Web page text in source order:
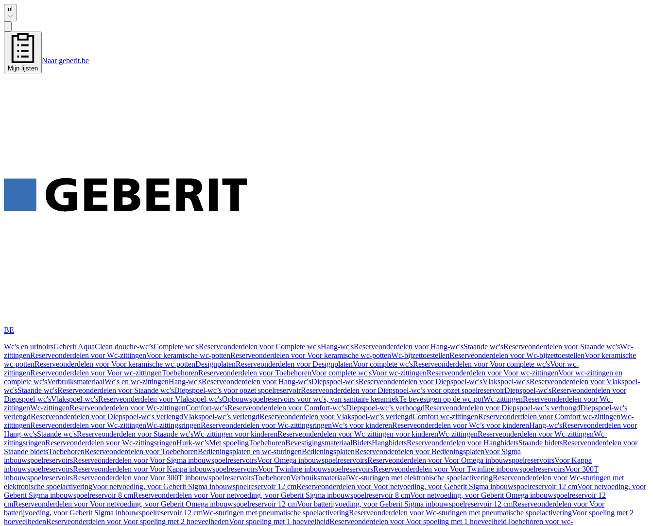
nl
Mijn lijsten
Naar geberit.be
BE
Wc's en urinoirsGeberit AquaClean douche-wc’sComplete wc'sReserveonderdelen voor Complete wc'sHang-wc'sReserveonderdelen voor Hang-wc'sStaande wc'sReserveonderdelen voor Staande wc'sWc-
zittingenReserveonderdelen voor Wc-zittingenVoor keramische wc-pottenReserveonderdelen voor Voor keramische wc-pottenWc-bijzettoestellenReserveonderdelen voor Wc-bijzettoestellenVoor keramische
wc-pottenReserveonderdelen voor Voor keramische wc-pottenDesignplatenReserveonderdelen voor DesignplatenVoor complete wc'sReserveonderdelen voor Voor complete wc'sVoor wc-
zittingenReserveonderdelen voor Voor wc-zittingenToebehorenReserveonderdelen voor ToebehorenVoor complete wc'sVoor wc-zittingenReserveonderdelen voor Voor wc-zittingenVoor wc-zittingen en
complete wc'sVerbruiksmateriaalWc's en wc-zittingenHang-wc'sReserveonderdelen voor Hang-wc'sDiepspoel-wc'sReserveonderdelen voor Diepspoel-wc'sVlakspoel-wc'sReserveonderdelen voor Vlakspoel-
wc'sStaande wc'sReserveonderdelen voor Staande wc'sDiepspoel-wc’s voor opzet spoelreservoirReserveonderdelen voor Diepspoel-wc’s voor opzet spoelreservoirDiepspoel-wc'sReserveonderdelen voor
Diepspoel-wc'sVlakspoel-wc'sReserveonderdelen voor Vlakspoel-wc'sOpbouwspoelreservoirs voor wc's, van sanitaire keramiekTe bevestigen op de wc-potWc-zittingenReserveonderdelen voor Wc-
zittingenWc-zittingenReserveonderdelen voor Wc-zittingenComfort-wc'sReserveonderdelen voor Comfort-wc'sDiepspoel-wc’s verhoogdReserveonderdelen voor Diepspoel-wc’s verhoogdDiepspoel-wc's
verlengdReserveonderdelen voor Diepspoel-wc's verlengdVlakspoel-wc’s verlengdReserveonderdelen voor Vlakspoel-wc’s verlengdComfort wc-zittingenReserveonderdelen voor Comfort wc-zittingenWc-
zittingenReserveonderdelen voor Wc-zittingenWc-zittingsringenReserveonderdelen voor Wc-zittingsringenWc’s voor kinderenReserveonderdelen voor Wc’s voor kinderenHang-wc'sReserveonderdelen voor
Hang-wc'sStaande wc'sReserveonderdelen voor Staande wc'sWc-zittingen voor kinderenReserveonderdelen voor Wc-zittingen voor kinderenWc-zittingenReserveonderdelen voor Wc-zittingenWc-
zittingsringenReserveonderdelen voor Wc-zittingsringenHurk-wc’sMet spoelingToebehorenBevestigingsmateriaalBidetsHangbidetsReserveonderdelen voor HangbidetsStaande bidetsReserveonderdelen voor
Staande bidetsToebehorenReserveonderdelen voor ToebehorenBedieningsplaten en wc-sturingenBedieningsplatenReserveonderdelen voor BedieningsplatenVoor Sigma
inbouwspoelreservoirsReserveonderdelen voor Voor Sigma inbouwspoelreservoirsVoor Omega inbouwspoelreservoirsReserveonderdelen voor Voor Omega inbouwspoelreservoirsVoor Kappa
inbouwspoelreservoirsReserveonderdelen voor Voor Kappa inbouwspoelreservoirsVoor Twinline inbouwspoelreservoirsReserveonderdelen voor Voor Twinline inbouwspoelreservoirsVoor 300T
inbouwspoelreservoirsReserveonderdelen voor Voor 300T inbouwspoelreservoirsToebehorenVerbruiksmateriaalWc-sturingen met elektronische spoelactiveringReserveonderdelen voor Wc-sturingen met
elektronische spoelactiveringVoor netvoeding, voor Geberit Sigma inbouwspoelreservoir 12 cmReserveonderdelen voor Voor netvoeding, voor Geberit Sigma inbouwspoelreservoir 12 cmVoor netvoeding, voor
Geberit Sigma inbouwspoelreservoir 8 cmReserveonderdelen voor Voor netvoeding, voor Geberit Sigma inbouwspoelreservoir 8 cmVoor netvoeding, voor Geberit Omega inbouwspoelreservoir 12
cmReserveonderdelen voor Voor netvoeding, voor Geberit Omega inbouwspoelreservoir 12 cmVoor batterijvoeding, voor Geberit Sigma inbouwspoelreservoir 12 cmReserveonderdelen voor Voor
batterijvoeding, voor Geberit Sigma inbouwspoelreservoir 12 cmWc-sturingen met pneumatische spoelactiveringReserveonderdelen voor Wc-sturingen met pneumatische spoelactiveringVoor spoeling met 2
hoeveelhedenReserveonderdelen voor Voor spoeling met 2 hoeveelhedenVoor spoeling met 1 hoeveelheidReserveonderdelen voor Voor spoeling met 1 hoeveelheidToebehoren voor wc-